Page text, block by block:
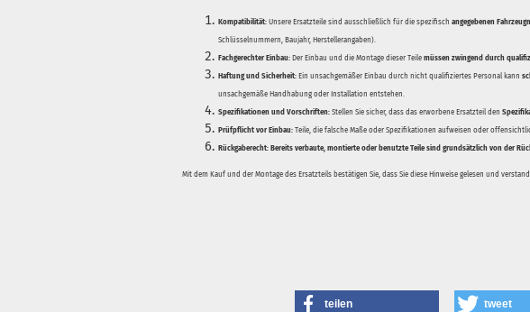
Kompatibilität: Unsere Ersatzteile sind ausschließlich für die spezifisch angegebenen
Schlüsselnummern, Baujahr, Herstellerangaben).
Fachgerechter Einbau: Der Einbau und die Montage dieser Teile müssen zwingend durch
Haftung und Sicherheit: Ein unsachgemäßer Einbau durch nicht qualifiziertes Personal kann
unsachgemäße Handhabung oder Installation entstehen.
Spezifikationen und Vorschriften: Stellen Sie sicher, dass das erworbene Ersatzteil den
Prüfpflicht vor Einbau: Teile, die falsche Maße oder Spezifikationen aufweisen oder
Rückgaberecht: Bereits verbaute, montierte oder benutzte Teile sind grundsätzlich von der
Mit dem Kauf und der Montage des Ersatzteils bestätigen Sie, dass Sie diese Hinweise gelesen und
teilen tweet